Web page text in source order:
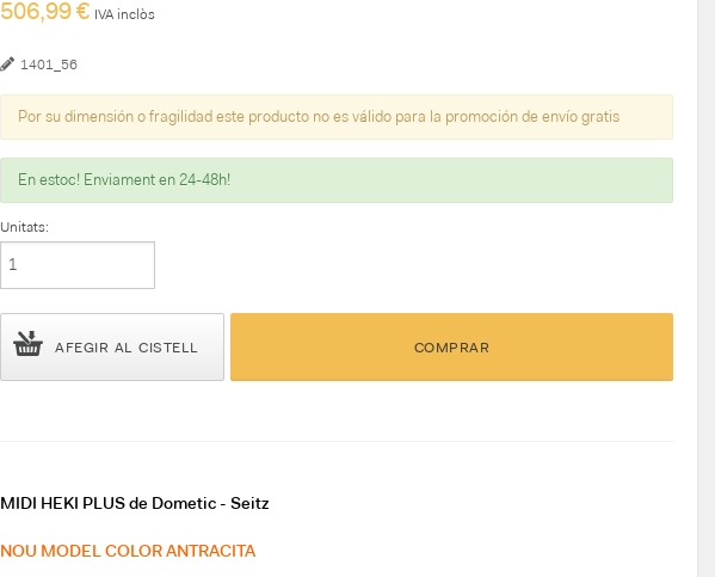
506,99 € IVA inclòs
1401_56
Por su dimensión o fragilidad este producto no es válido para la promoción de envío gratis
En estoc! Enviament en 24-48h!
Unitats:
AFEGIR AL CISTELL COMPRAR
MIDI HEKI PLUS de Dometic - Seitz
NOU MODEL COLOR ANTRACITA